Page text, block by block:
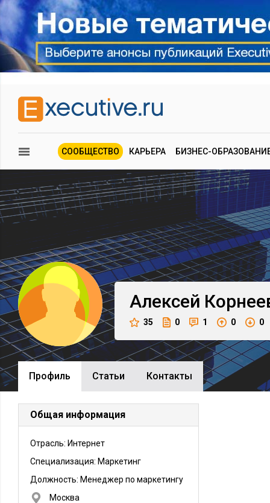
СООБЩЕСТВО КАРЬЕРА БИЗНЕС-
Алексей
35 0 1 0 0
Профиль Cтатьи Контакты
Общая информация
Отрасль: Интернет
Специализация: Маркетинг
Должность: Менеджер по маркетингу
Москва